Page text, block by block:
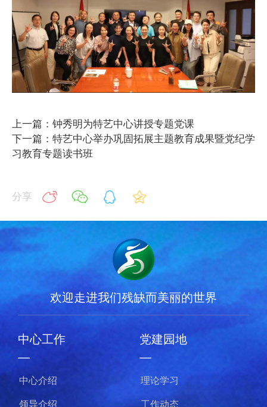
上一篇：钟秀明为特艺中心讲授专题党课
下一篇：特艺中心举办巩固拓展主题教育成果暨党纪学
习教育专题读书班
分享
欢迎走进我们残缺而美丽的世界
中心工作
—
中心介绍
领导介绍
党建园地
—
理论学习
工作动态